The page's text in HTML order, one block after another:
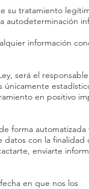
su tratamiento
autodeterminación
información
será el
únicamente
en positivo
forma automatizada
datos con la finalidad
enviarte
en que nos los